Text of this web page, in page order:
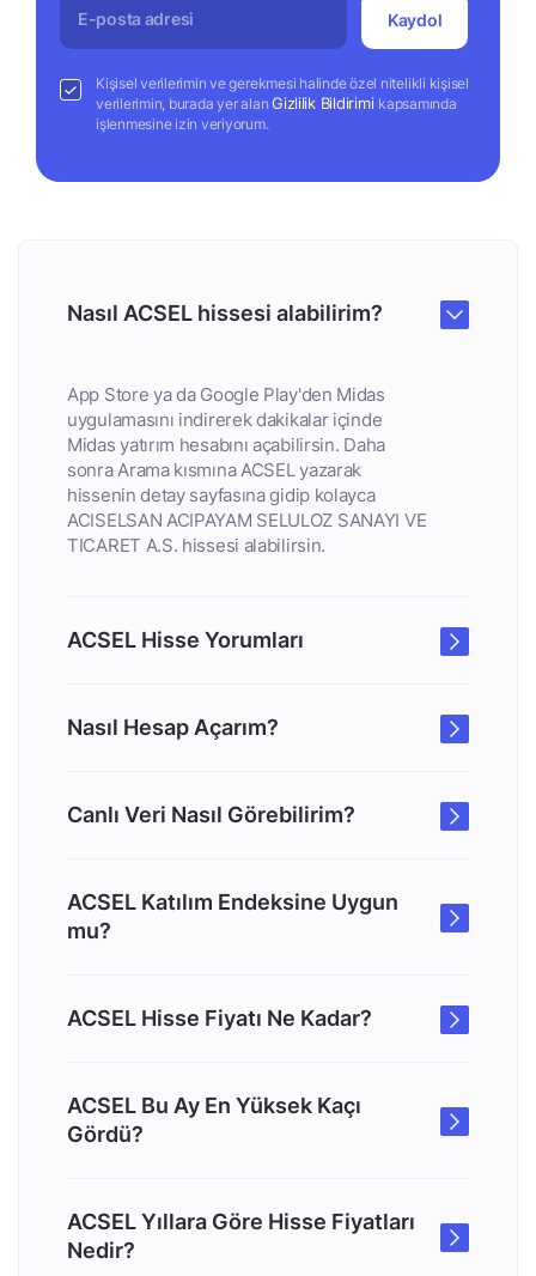
Kaydol
Kişisel verilerimin ve gerekmesi halinde özel nitelikli kişisel
verilerimin, burada yer alanGizlilik Bildirimi kapsamında
işlenmesine izin veriyorum.
Nasıl ACSEL hissesi alabilirim?
App Store ya da Google Play'den Midas
uygulamasını indirerek dakikalar içinde
Midas yatırım hesabını açabilirsin. Daha
sonra Arama kısmına ACSEL yazarak
hissenin detay sayfasına gidip kolayca
ACISELSAN ACIPAYAM SELULOZ SANAYI VE
TICARET A.S. hissesi alabilirsin.
ACSEL Hisse Yorumları
Nasıl Hesap Açarım?
Canlı Veri Nasıl Görebilirim?
ACSEL Katılım Endeksine Uygun
mu?
ACSEL Hisse Fiyatı Ne Kadar?
ACSEL Bu Ay En Yüksek Kaçı
Gördü?
ACSEL Yıllara Göre Hisse Fiyatları
Nedir?